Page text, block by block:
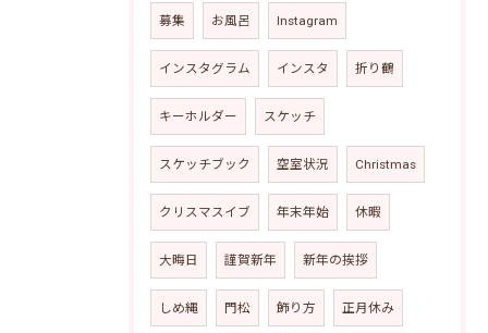
募集 お風呂 Instagram
インスタグラム インスタ 折り鶴
キーホルダー スケッチ
スケッチブック 空室状況 Christmas
クリスマスイブ 年末年始 休暇
大晦日 謹賀新年 新年の挨拶
しめ縄 門松 飾り方 正月休み